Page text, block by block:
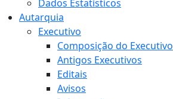
Dados Estatísticos
Autarquia
Executivo
Composição do Executivo
Antigos Executivos
Editais
Avisos